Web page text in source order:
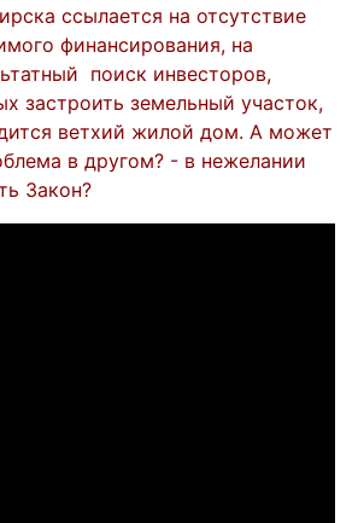
ссылается на отсутствие
финансирования, на
поиск инвесторов,
застроить земельный участок,
ветхий жилой дом. А может
в другом? - в нежелании
Закон?